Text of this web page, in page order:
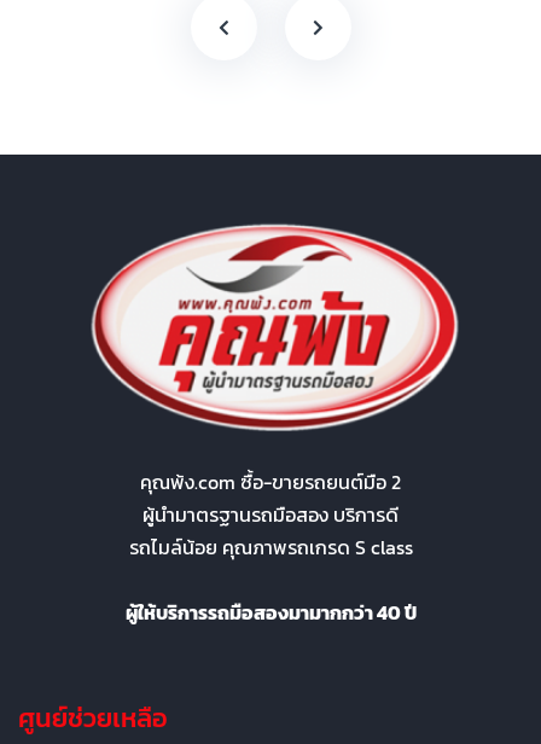
คุณพ้ง.com ซื้อ-ขายรถยนต์มือ 2
ผู้นำมาตรฐานรถมือสอง บริการดี
รถไมล์น้อย คุณภาพรถเกรด S class
ผู้ให้บริการรถมือสองมามากกว่า 40 ปี
ศูนย์ช่วยเหลือ